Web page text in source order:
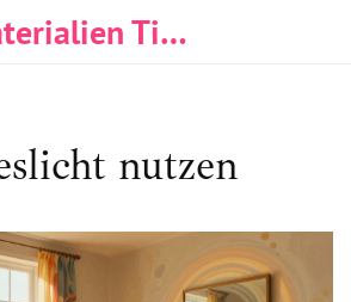
Bildungsmaterialien Tischlerei & Immobilien
nutzen